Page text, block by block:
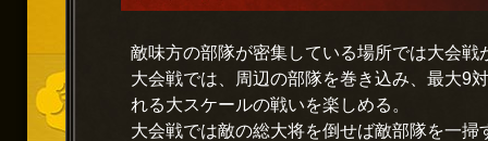
敵味方の部隊が密集している場所では大会戦
大会戦では、周辺の部隊を巻き込み、最大9
れる大スケールの戦いを楽しめる。
大会戦では敵の総大将を倒せば敵部隊を一掃